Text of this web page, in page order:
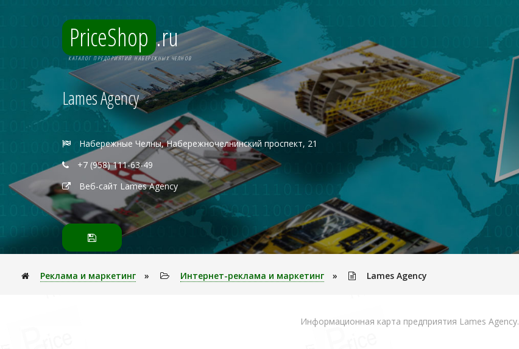
PriceShop .ru
КАТАЛОГ ПРЕДПРИЯТИЙ НАБЕРЕЖНЫХ ЧЕЛНОВ
Lames Agency
Набережные Челны, Набережночелнинский проспект, 21
+7 (958) 111-63-49
Веб-сайт Lames Agency
Реклама и маркетинг » Интернет-реклама и маркетинг » Lames Agency
Информационная карта предприятия Lames Agency.